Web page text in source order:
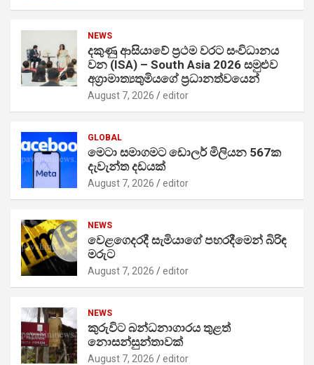
NEWS
දකුණු ආසියාවේ ප්‍රථම වරට සංවිධානය
වන (ISA) – South Asia 2026 සමුළුව
අග්‍රාමාත්‍යතුමියගේ ප්‍රධානත්වයෙන්
August 7, 2026 editor
GLOBAL
මෙටා සමාගමට ඩොලර් මිලියන 567ක
දැවැන්ත දඩයක්
August 7, 2026 editor
NEWS
වෙළගෙදරදී සැමියාගේ පහරදීමෙන් බිරිඳ
මරුට
August 7, 2026 editor
NEWS
කුරුවිට බන්ධනාගාරය තුළත්
නොසන්සුන්තාවක්
August 7, 2026 editor